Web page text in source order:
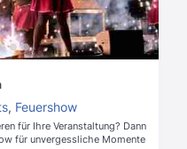
, Feuershow
für Ihre Veranstaltung? Dann
für unvergessliche Momente